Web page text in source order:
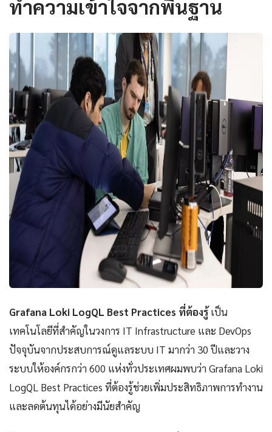
ทำความเข้าใจจากพื้นฐาน
Grafana Loki LogQL Best Practices ที่ต้องรู้เป็น
เทคโนโลยีที่สำคัญในวงการ IT Infrastructure และ DevOps
ปัจจุบันจากประสบการณ์ดูแลระบบ IT มากว่า 30 ปีและวาง
ระบบให้องค์กรกว่า 600 แห่งทั่วประเทศผมพบว่า Grafana Loki
LogQL Best Practices ที่ต้องรู้ช่วยเพิ่มประสิทธิภาพการทำงาน
และลดต้นทุนได้อย่างมีนัยสำคัญ